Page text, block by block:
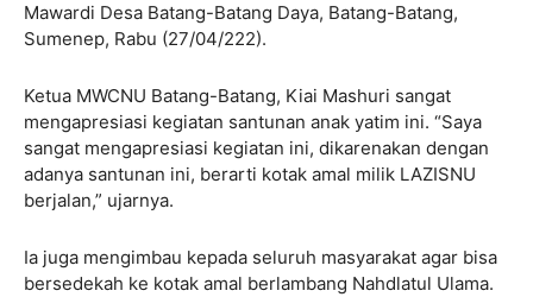
Mawardi Desa Batang-Batang Daya, Batang-Batang,
Sumenep, Rabu (27/04/222).
Ketua MWCNU Batang-Batang, Kiai Mashuri sangat
mengapresiasi kegiatan santunan anak yatim ini. “Saya
sangat mengapresiasi kegiatan ini, dikarenakan dengan
adanya santunan ini, berarti kotak amal milik LAZISNU
berjalan,” ujarnya.
Ia juga mengimbau kepada seluruh masyarakat agar bisa
bersedekah ke kotak amal berlambang Nahdlatul Ulama.